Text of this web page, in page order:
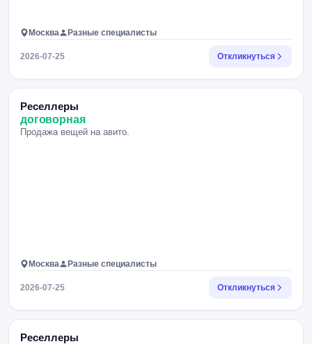
Москва Разные специалисты
2026-07-25 Откликнуться
Реселлеры
договорная
Продажа вещей на авито.
Москва Разные специалисты
2026-07-25 Откликнуться
Реселлеры